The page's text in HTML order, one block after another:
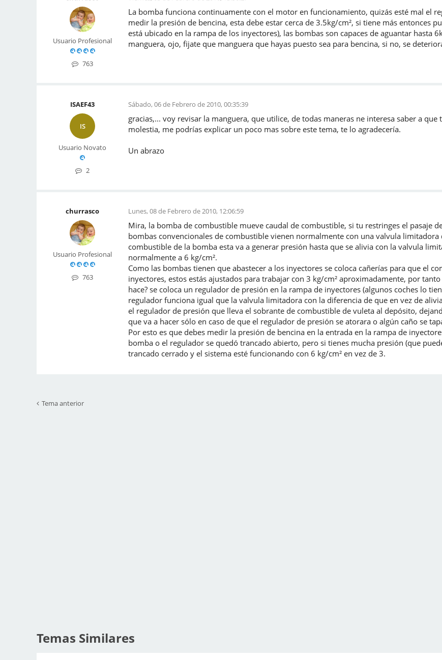
Usuario Profesional
763
La bomba funciona continuamente con el motor en funcionamiento, quizás esté mal el
medir la presión de bencina, esta debe estar cerca de 3.5kg/cm², si tiene más entonces
está ubicado en la rampa de los inyectores), las bombas son capaces de aguantar hasta
manguera, ojo, fijate que manguera que hayas puesto sea para bencina, si no, se
ISAEF43
IS
Usuario Novato
2
Sábado, 06 de Febrero de 2010, 00:35:39
gracias,... voy revisar la manguera, que utilice, de todas maneras ne interesa saber a
molestia, me podrías explicar un poco mas sobre este tema, te lo agradecería.
Un abrazo
churrasco
Usuario Profesional
763
Lunes, 08 de Febrero de 2010, 12:06:59
Mira, la bomba de combustible mueve caudal de combustible, si tu restringes el pasaje
bombas convencionales de combustible vienen normalmente con una valvula limitadora
combustible de la bomba esta va a generar presión hasta que se alivia con la valvula
normalmente a 6 kg/cm².
Como las bombas tienen que abastecer a los inyectores se coloca cañerías para que el
inyectores, estos estás ajustados para trabajar con 3 kg/cm² aproximadamente, por
hace? se coloca un regulador de presión en la rampa de inyectores (algunos coches lo
regulador funciona igual que la valvula limitadora con la diferencia de que en vez de
el regulador de presión que lleva el sobrante de combustible de vuleta al depósito,
que va a hacer sólo en caso de que el regulador de presión se atorara o algún caño se
Por esto es que debes medir la presión de bencina en la entrada en la rampa de
bomba o el regulador se quedó trancado abierto, pero si tienes mucha presión (que
trancado cerrado y el sistema esté funcionando con 6 kg/cm² en vez de 3.
Tema anterior
Temas Similares